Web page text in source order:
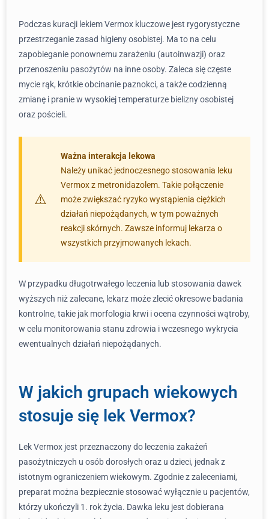
Podczas kuracji lekiem Vermox kluczowe jest rygorystyczne
przestrzeganie zasad higieny osobistej. Ma to na celu
zapobieganie ponownemu zarażeniu (autoinwazji) oraz
przenoszeniu pasożytów na inne osoby. Zaleca się częste
mycie rąk, krótkie obcinanie paznokci, a także codzienną
zmianę i pranie w wysokiej temperaturze bielizny osobistej
oraz pościeli.
Ważna interakcja lekowa
Należy unikać jednoczesnego stosowania leku
Vermox z metronidazolem. Takie połączenie
może zwiększać ryzyko wystąpienia ciężkich
działań niepożądanych, w tym poważnych
reakcji skórnych. Zawsze informuj lekarza o
wszystkich przyjmowanych lekach.
W przypadku długotrwałego leczenia lub stosowania dawek
wyższych niż zalecane, lekarz może zlecić okresowe badania
kontrolne, takie jak morfologia krwi i ocena czynności wątroby,
w celu monitorowania stanu zdrowia i wczesnego wykrycia
ewentualnych działań niepożądanych.
W jakich grupach wiekowych
stosuje się lek Vermox?
Lek Vermox jest przeznaczony do leczenia zakażeń
pasożytniczych u osób dorosłych oraz u dzieci, jednak z
istotnym ograniczeniem wiekowym. Zgodnie z zaleceniami,
preparat można bezpiecznie stosować wyłącznie u pacjentów,
którzy ukończyli 1. rok życia. Dawka leku jest dobierana